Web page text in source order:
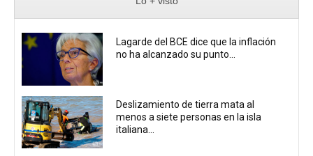
Lagarde del BCE dice que la inflación
no ha alcanzado su punto...
Deslizamiento de tierra mata al
menos a siete personas en la isla
italiana...